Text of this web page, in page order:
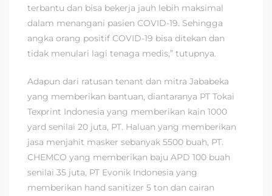
terbantu dan bisa bekerja jauh lebih maksimal
dalam menangani pasien COVID-19. Sehingga
angka orang positif COVID-19 bisa ditekan dan
tidak menulari lagi tenaga medis,” tutupnya.
Adapun dari ratusan tenant dan mitra Jababeka
yang memberikan bantuan, diantaranya PT Tokai
Texprint Indonesia yang memberikan kain 1000
yard senilai 20 juta, PT. Haluan yang memberikan
jasa menjahit masker sebanyak 5500 buah, PT.
CHEMCO yang memberikan baju APD 100 buah
senilai 35 juta, PT Evonik Indonesia yang
memberikan hand sanitizer 5 ton dan cairan